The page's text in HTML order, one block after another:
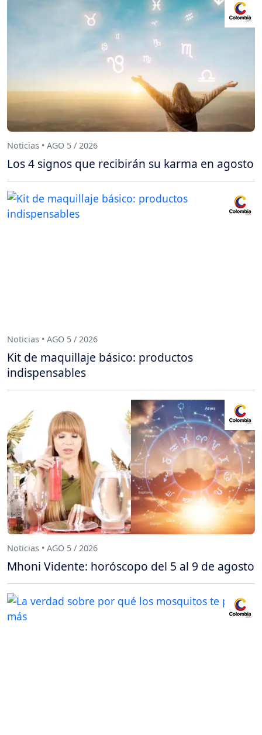
Noticias • AGO 5 / 2026
Los 4 signos que recibirán su karma en agosto
Noticias • AGO 5 / 2026
Kit de maquillaje básico: productos
indispensables
Noticias • AGO 5 / 2026
Mhoni Vidente: horóscopo del 5 al 9 de agosto